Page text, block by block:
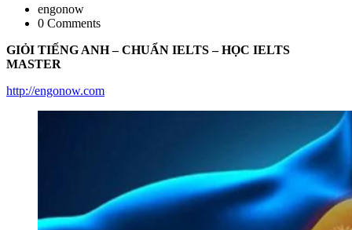
engonow
0 Comments
GIỎI TIẾNG ANH – CHUẨN IELTS – HỌC IELTS
MASTER
http://engonow.com